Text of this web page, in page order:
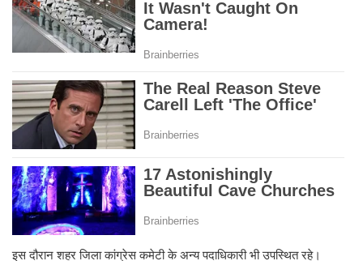
इस दौरान शहर जिला कांग्रेस कमेटी के अन्य पदाधिकारी भी उपस्थित रहे।